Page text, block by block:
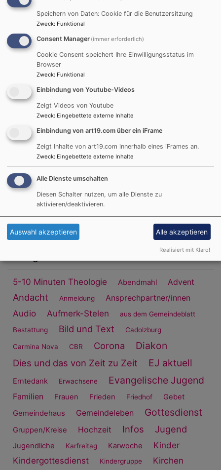
Ja (einmalig)
Datenschutzeinstellungen verwalten
Termine
August 2026
17
18 19
24
25 26 27 28 29
30
31
5-10 Minuten Theologie Abendmahl Advent
Andacht Anmeldung Ansprechpartner/innen
Audio Aufmerk-Stelen
aus dem Gemeindeblatt
Bestattung
Bild und Text Cadolzburg
Carmina Nova CBR Corona Diakon
Dies und das von Zeit zu Zeit EJ aktuell
Erntedank Erwachsene Evangelische Jugend
Familien Frauen Frieden Friedhof
Gebet
Gemeindehaus
Gemeindeleben Gottesdienst
Gruppen/Kreise Hochzeit Infos Jugend
Jugendliche Karfreitag Karwoche
Kinder
Kindergottesdienst
Kindergruppe Kirchen
Speichern von Daten: Cookie für die Benutzersitzung
Zweck: Funktional
Consent Manager (immer erforderlich)
Cookie Consent speichert Ihre Einwilligungsstatus im
Browser
Zweck: Funktional
Einbindung von Youtube-Videos
Zeigt Videos von Youtube
Zweck: Eingebettete externe Inhalte
Einbindung von art19.com über ein iFrame
Zeigt Inhalte von art19.com innerhalb eines iFrames an.
Zweck: Eingebettete externe Inhalte
Alle Dienste umschalten
Diesen Schalter nutzen, um alle Dienste zu
aktivieren/deaktivieren.
Auswahl akzeptieren Alle akzeptieren
Realisiert mit Klaro!